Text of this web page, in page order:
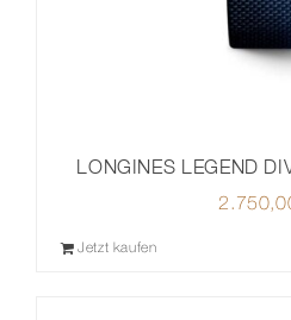
LONGINES LEGEND
Jetzt kaufen